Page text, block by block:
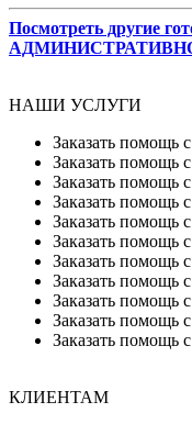
Посмотреть другие
НАШИ УСЛУГИ
Заказать помощь
Заказать помощь
Заказать помощь
Заказать помощь
Заказать помощь
Заказать помощь с
Заказать помощь
Заказать помощь
Заказать помощь
Заказать помощь
Заказать помощь
КЛИЕНТАМ